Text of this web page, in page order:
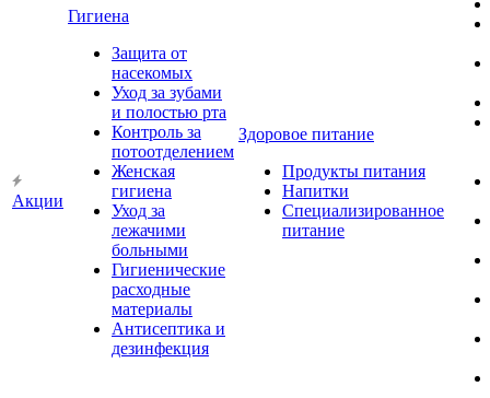
Акции
Гигиена
Защита от
насекомых
Уход за зубами
и полостью рта
Контроль за
потоотделением
Женская
гигиена
Уход за
лежачими
больными
Гигиенические
расходные
материалы
Антисептика и
дезинфекция
Здоровое питание
Продукты питания
Напитки
Специализированное
питание